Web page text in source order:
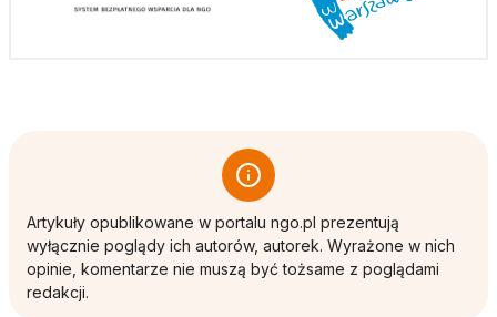
Artykuły opublikowane w portalu ngo.pl prezentują
wyłącznie poglądy ich autorów, autorek. Wyrażone w nich
opinie, komentarze nie muszą być tożsame z poglądami
redakcji.